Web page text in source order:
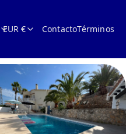
EUR € ContactoTérminos